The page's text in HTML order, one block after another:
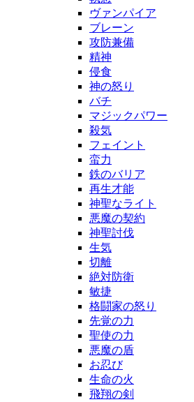
ヴァンパイア
ブレーン
攻防兼備
精神
侵食
神の怒り
バチ
マジックパワー
殺気
フェイント
蛮力
鉄のバリア
再生才能
神聖なライト
悪魔の契約
神聖討伐
生気
切離
絶対防衛
敏捷
格闘家の怒り
先覚の力
聖使の力
悪魔の盾
お忍び
生命の火
飛翔の剣